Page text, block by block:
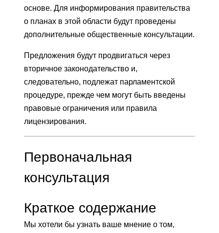
основе. Для информирования правительства
о планах в этой области будут проведены
дополнительные общественные консультации.
Предложения будут продвигаться через
вторичное законодательство и,
следовательно, подлежат парламентской
процедуре, прежде чем могут быть введены
правовые ограничения или правила
лицензирования.
Первоначальная
консультация
Краткое содержание
Мы хотели бы узнать ваше мнение о том,